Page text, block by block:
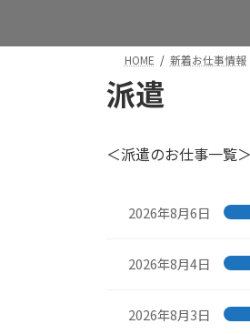
HOME 新着お仕事情報
派遣
＜派遣のお仕事一覧＞
2026年8月6日
2026年8月4日
2026年8月3日